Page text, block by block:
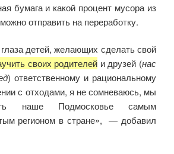
бумага и какой процент мусора из
отправить на переработку.
детей, желающих сделать свой
своих родителей и друзей (нас
) ответственному и рациональному
с отходами, я не сомневаюсь, мы
наше Подмосковье самым
регионом в стране», — добавил